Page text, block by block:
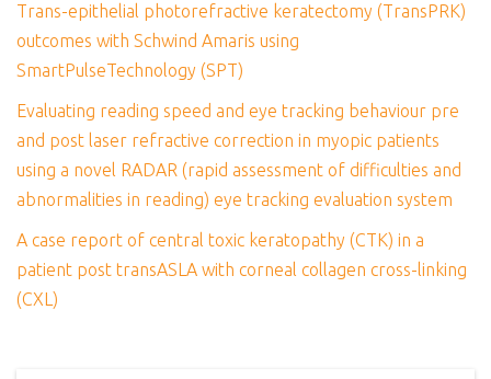
Trans-epithelial photorefractive keratectomy (TransPRK)
outcomes with Schwind Amaris using
SmartPulseTechnology (SPT)
Evaluating reading speed and eye tracking behaviour pre
and post laser refractive correction in myopic patients
using a novel RADAR (rapid assessment of difficulties and
abnormalities in reading) eye tracking evaluation system
A case report of central toxic keratopathy (CTK) in a
patient post transASLA with corneal collagen cross-linking
(CXL)